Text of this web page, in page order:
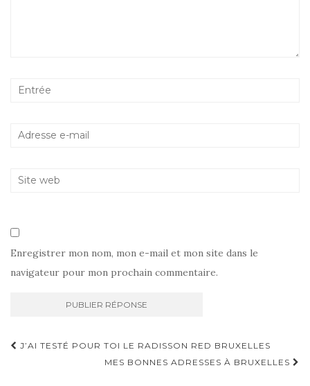
Enregistrer mon nom, mon e-mail et mon site dans le
navigateur pour mon prochain commentaire.
Navigation
J’AI TESTÉ POUR TOI LE RADISSON RED BRUXELLES
MES BONNES ADRESSES À BRUXELLES